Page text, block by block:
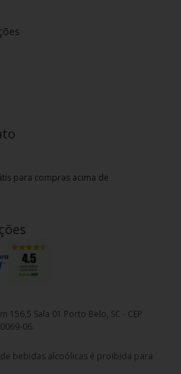
para compras acima de
156,5 Sala 01 Porto Belo, SC - CEP
06.
bebidas alcoólicas é proibida para